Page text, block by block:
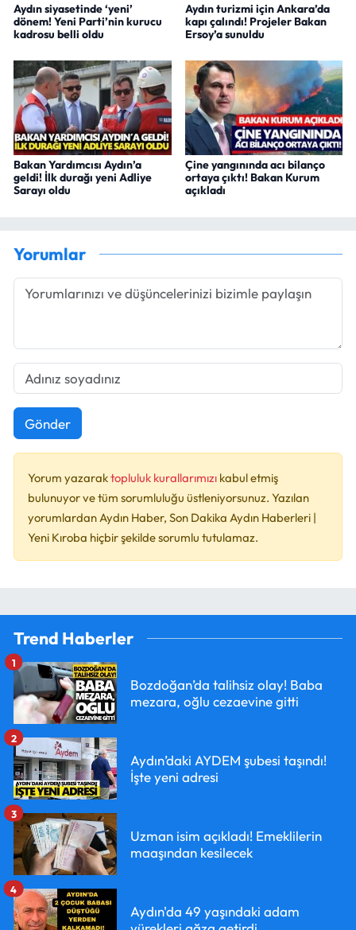
Aydın siyasetinde ‘yeni’
dönem! Yeni Parti’nin kurucu
kadrosu belli oldu
Aydın turizmi için Ankara’da
kapı çalındı! Projeler Bakan
Ersoy’a sunuldu
Bakan Yardımcısı Aydın’a
geldi! İlk durağı yeni Adliye
Sarayı oldu
Çine yangınında acı bilanço
ortaya çıktı! Bakan Kurum
açıkladı
Yorumlar
Gönder
Yorum yazaraktopluluk kurallarımızı kabul etmiş
bulunuyor ve tüm sorumluluğu üstleniyorsunuz. Yazılan
yorumlardan Aydın Haber, Son Dakika Aydın Haberleri |
Yeni Kıroba hiçbir şekilde sorumlu tutulamaz.
Trend Haberler
Bozdoğan’da talihsiz olay! Baba
mezara, oğlu cezaevine gitti
1
Aydın’daki AYDEM şubesi taşındı!
İşte yeni adresi
2
Uzman isim açıkladı! Emeklilerin
maaşından kesilecek
3
Aydın'da 49 yaşındaki adam
4